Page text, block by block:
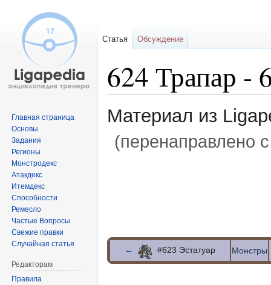
624 Трапар -
Материал из
(перенаправлено
← #623 Эстатуар Монстры
Статья Обсуждение
Главная страница
Основы
Задания
Регионы
Монстродекс
Атакдекс
Итемдекс
Способности
Ремесло
Частые Вопросы
Свежие правки
Случайная статья
Редакторам
Правила